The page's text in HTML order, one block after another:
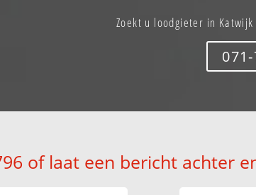
Zoekt u loodgieter in
of laat een bericht achter